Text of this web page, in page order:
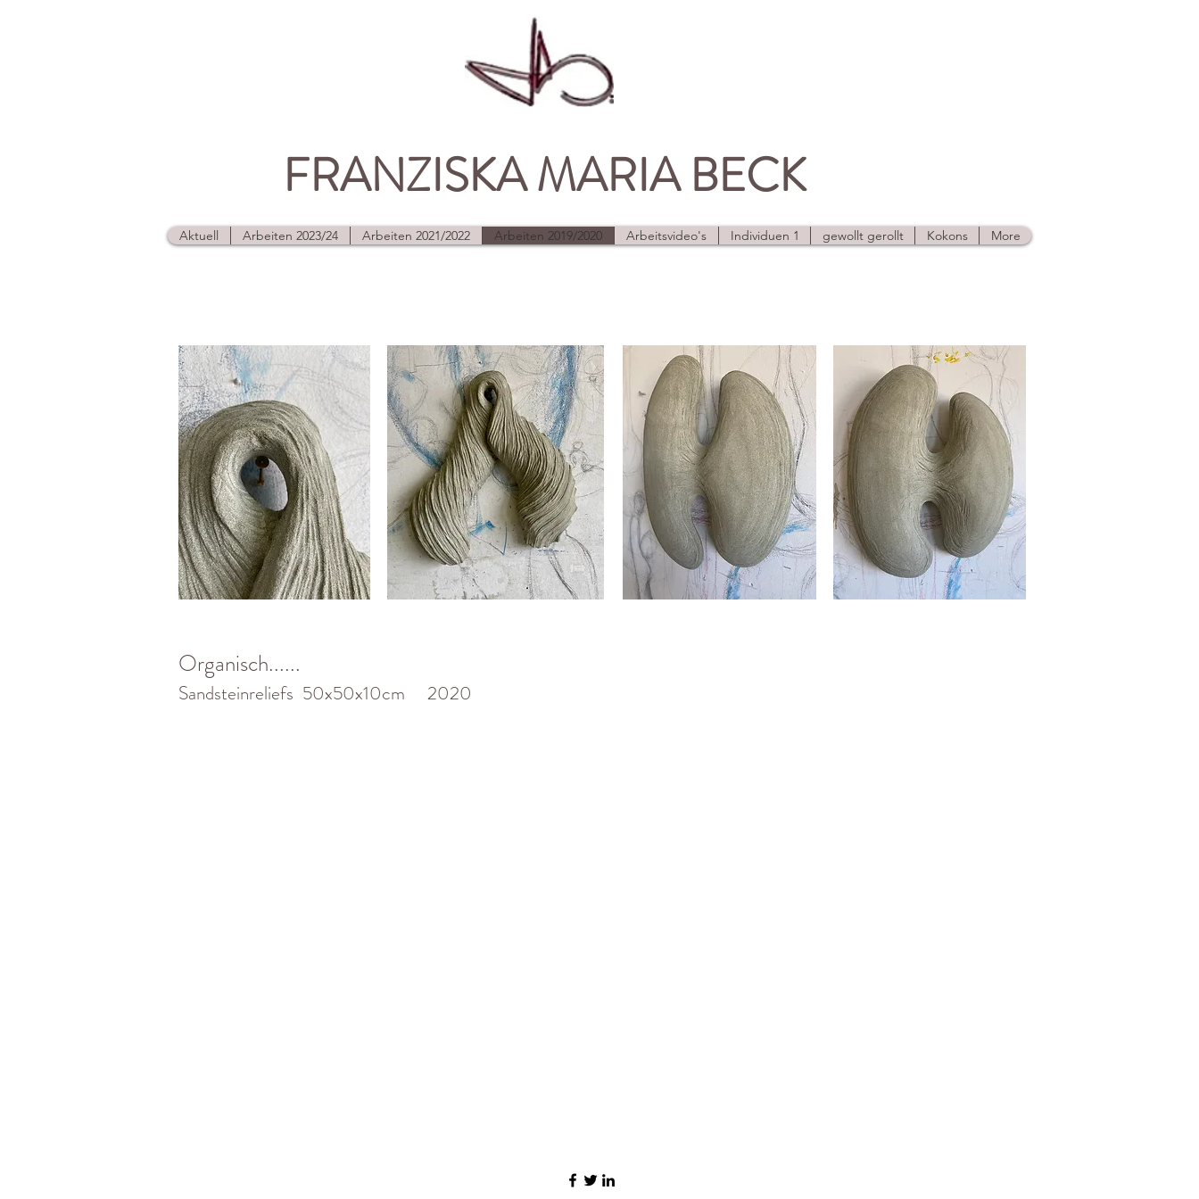
FRANZISKA MARIA BECK
Aktuell Arbeiten 2023/24 Arbeiten 2021/2022 Arbeiten 2019/2020 Arbeitsvideo's Individuen 1 gewollt gerollt Kokons More
Organisch......
Sandsteinreliefs 50x50x10cm 2020